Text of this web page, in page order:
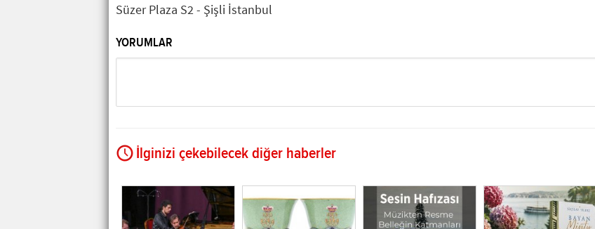
Süzer Plaza S2 - Şişli İstanbul
YORUMLAR
GÖNDER
İlginizi çekebilecek diğer haberler